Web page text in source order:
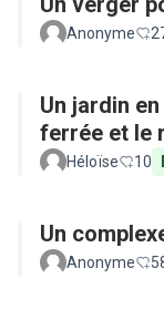
Anonyme
Un jardin
ferrée et le
Héloïse 10
Un
Anonyme